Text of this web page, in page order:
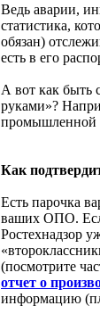
Ведь аварии,
статистика,
обязан)
есть в его
А вот как быть
руками»?
промышленной
Как
Есть парочка
ваших ОПО.
Ростехнадзор
(посмотрите
отчет о
информацию